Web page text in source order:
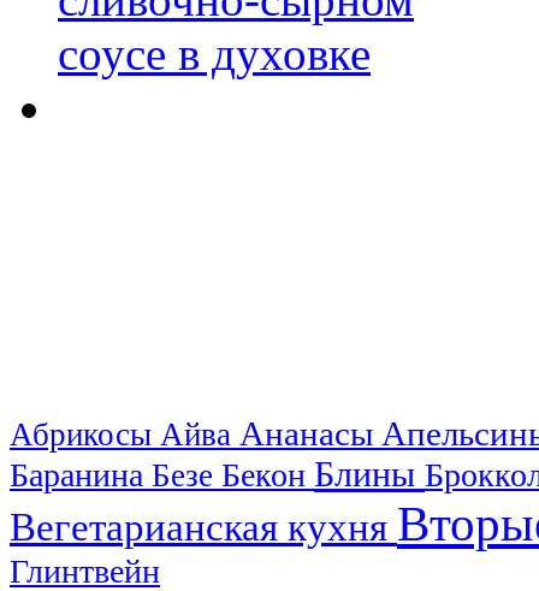
Абрикосы Айва Ананасы
Баранина Безе Бекон Блины
Вегетарианская кухня
Глинтвейн